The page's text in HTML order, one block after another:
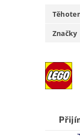
Značky